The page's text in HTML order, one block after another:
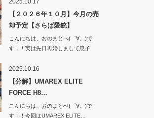
2025.10.17
【２０２６年１０月】今月の売
却予定【さらば愛銃】
こんにちは、おのまとぺ(゜∀。)で
す！！実は先日再婚しまして息子
2025.10.16
【分解】UMAREX ELITE
FORCE H8…
こんにちは、おのまとぺ(゜∀。)で
す！！今回はUMAREX ELITE…